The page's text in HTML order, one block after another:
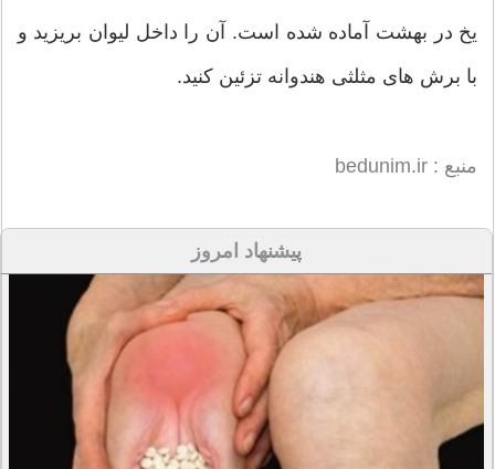
یخ در بهشت آماده شده است. آن را داخل لیوان بریزید و
با برش های مثلثی هندوانه تزئین کنید.
منبع : bedunim.ir
پیشنهاد امروز